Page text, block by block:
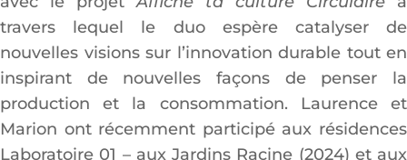
travers lequel le duo espère catalyser de
nouvelles visions sur l’innovation durable tout en
inspirant de nouvelles façons de penser la
production et la consommation. Laurence et
Marion ont récemment participé aux résidences
Laboratoire 01 – aux Jardins Racine (2024) et aux